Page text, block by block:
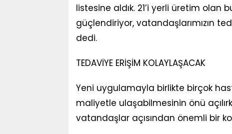
listesine aldık. 21’i yerli üretim
güçlendiriyor, vatandaşlarımızın
dedi.
TEDAVİYE ERİŞİM KOLAYLAŞACAK
Yeni uygulamayla birlikte birçok
maliyetle ulaşabilmesinin önü
vatandaşlar açısından önemli bir